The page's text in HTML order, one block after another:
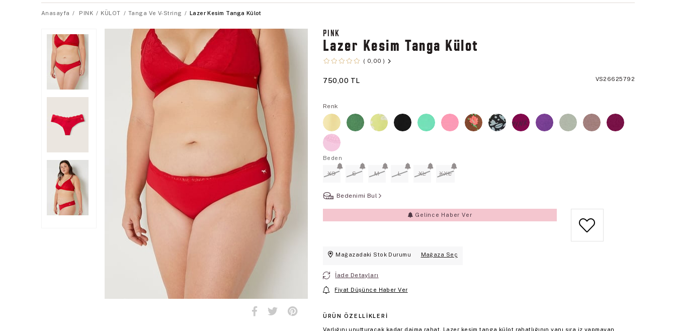
Anasayfa PINK KÜLOT Tanga Ve V-String Lazer Kesim Tanga Külot
PINK
Lazer Kesim Tanga Külot
0,00
750,00 TL VS26625792
Renk
Beden
XS S M L XL XXL
Bedenimi Bul
Gelince Haber Ver
Mağazadaki Stok Durumu Mağaza Seç
İade Detayları
Fiyat Düşünce Haber Ver
ÜRÜN ÖZELLIKLERI
Varlığını unutturacak kadar daima rahat. Lazer kesim tanga külot rahatlığının yanı sıra iz yapmayan